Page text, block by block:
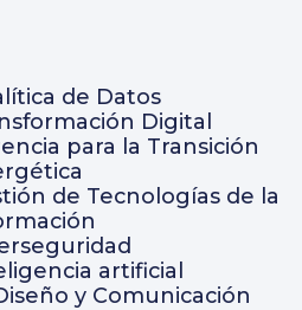
de Datos
Digital
para la Transición
de Tecnologías de la
artificial
y Comunicación